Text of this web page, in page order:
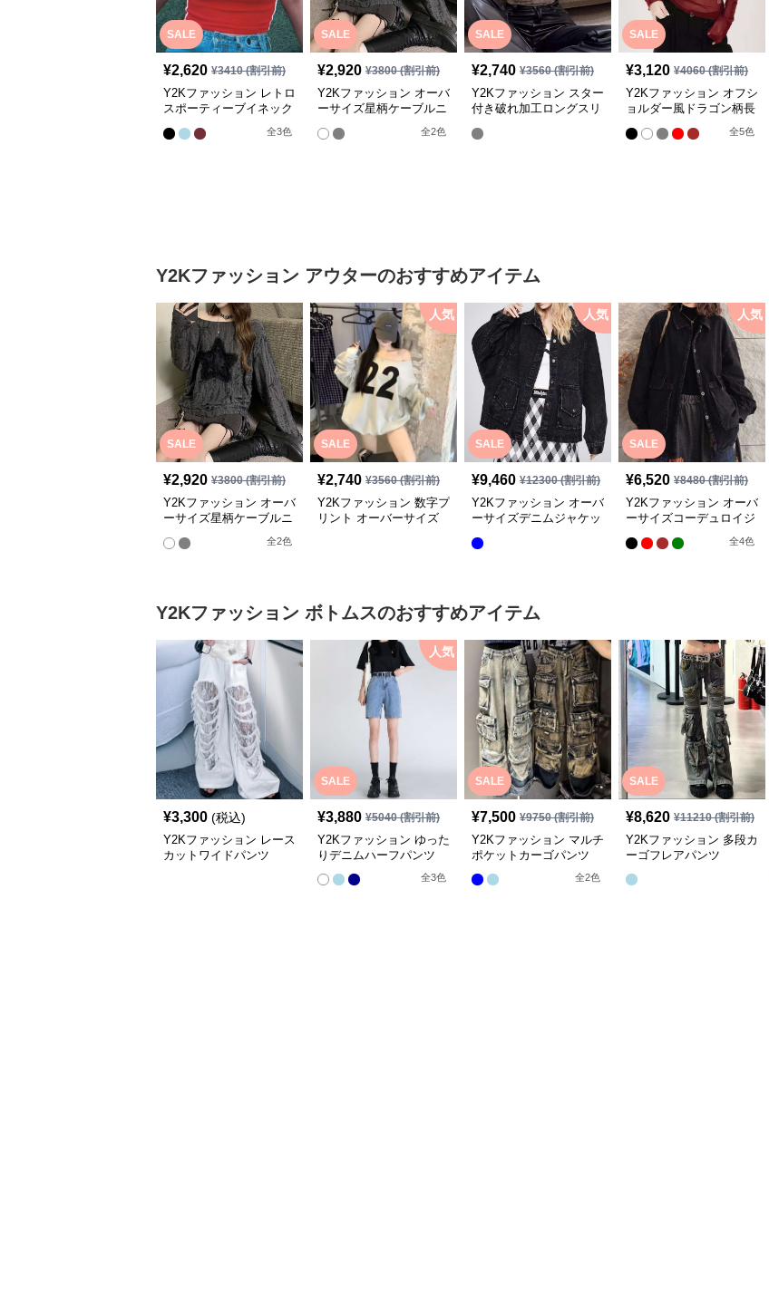
SALE
¥2,620 ¥3410(割引前)
Y2Kファッション レトロ
スポーティーブイネック
全3色
SALE
¥2,920 ¥3800(割引前)
Y2Kファッション オーバ
ーサイズ星柄ケーブルニ
全2色
SALE
¥2,740 ¥3560(割引前)
Y2Kファッション スター
付き破れ加工ロングスリ
SALE
¥3,120 ¥4060(割引前)
Y2Kファッション オフシ
ョルダー風ドラゴン柄長
全5色
Y2Kファッション アウターのおすすめアイテム
SALE
¥2,920 ¥3800(割引前)
Y2Kファッション オーバ
ーサイズ星柄ケーブルニ
全2色
SALE
人気
¥2,740 ¥3560(割引前)
Y2Kファッション 数字プ
リント オーバーサイズ
SALE
人気
¥9,460 ¥12300(割引前)
Y2Kファッション オーバ
ーサイズデニムジャケッ
SALE
人気
¥6,520 ¥8480(割引前)
Y2Kファッション オーバ
ーサイズコーデュロイジ
全4色
Y2Kファッション ボトムスのおすすめアイテム
¥3,300 (税込)
Y2Kファッション レース
カットワイドパンツ
SALE
人気
¥3,880 ¥5040(割引前)
Y2Kファッション ゆった
りデニムハーフパンツ
全3色
SALE
¥7,500 ¥9750(割引前)
Y2Kファッション マルチ
ポケットカーゴパンツ
全2色
SALE
¥8,620 ¥11210(割引前)
Y2Kファッション 多段カ
ーゴフレアパンツ